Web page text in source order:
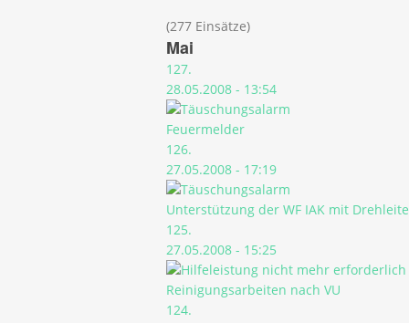
(277 Einsätze)
Mai
127.
28.05.2008 - 13:54
Feuermelder
126.
27.05.2008 - 17:19
Unterstützung der WF IAK mit
125.
27.05.2008 - 15:25
Reinigungsarbeiten nach VU
124.